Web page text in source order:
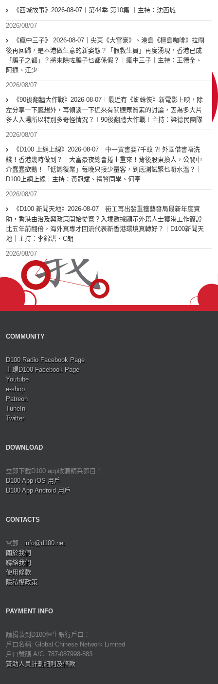
《西城故事》2026-08-07︱第44季 第10集 ︱主持：沈西城
2026/08/07
《瘋中三子》 2026-08-07｜尖東《大富豪》、港島《檀島咖啡》拉閘
後再回歸，是本港做生意的新姿態？「假救生員」再度湧現，香港已成
「騙子之都」？將來除咗騙子乜都係假？｜瘋中三子｜主持：王德全、
阿通、江少
2026/08/07
《90後翻牆大作戰》2026-08-07︱最近有《蜘蛛俠》新電影上映，除
左分享一下感想外，再傾談一下近來有關觀眾質素的討論，因為多大片
多人入場所以特別多奇怪情況？︱90後翻牆大作戰︱主持：梁德民團隊
2026/08/07
《D100 上綱上線》2026-08-07｜中一買書要7千蚊 ?! 外國借書唔洗
錢！香港幾時做到？｜大富豪夜總會捲土重來！背後股東換人，公關中
介蠢蠢欲動！「低調復業」每晚只接少量客，到底測試緊乜嘢水溫？｜
D100上綱上線︱主持：黃冠斌、禮賢同學、何亨
2026/08/07
《D100 新聞天地》2026-08-07｜街工再出發重獲藝發局最新年度資
助，香港由治及興政策開始從寬？入境數據顯示外籍人士獲港工作簽證
比五年前翻倍，海外真專才回流代表新香港環境真轉好？｜D100新聞天
地｜主持：李錦洪、C朗
2026/08/07
COMMUNITY
D100 Radio Facebook Page
上環D100 Facebook Page
Youtube
e-shop
Patreon
TuneIn
Twitter
DOWNLOAD
立即下載D100 app收聽精采節目！
D100 App iOS 用戶
D100 App Android 用戶
CONTACTS
電郵 : info@d100.net
關於我們
聯絡我們
使用條款
隱私權政策
PAYMENT INFO
請捐款到D100恒生銀行戶口：
戶口名稱: Global Chinese Network Limited
戶口號碼 A/C: 787-087998-883
贊助人員計劃細則及條款